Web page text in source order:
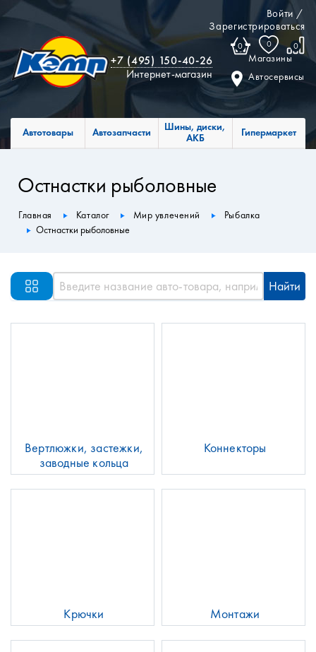
Войти /
Зарегистрироваться
0 0 0
Магазины
Автосервисы
+7 (495) 150-40-26
Интернет-магазин
Автотовары Автозапчасти
Шины, диски,
АКБ
Гипермаркет
Остнастки рыболовные
Главная Каталог Мир увлечений
Рыбалка
Остнастки рыболовные
Найти
Вертлюжки, застежки,
заводные кольца
Коннекторы
Крючки Монтажи